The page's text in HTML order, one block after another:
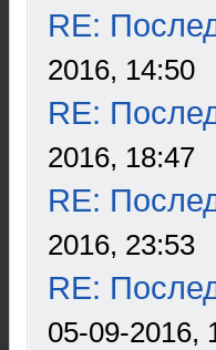
RE:
2016, 14:50
RE:
2016, 18:47
RE:
2016, 23:53
RE:
05-09-2016,